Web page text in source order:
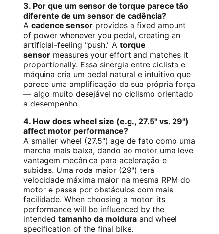
3. Por que um sensor de torque parece tão
diferente de um sensor de cadência?
A cadence sensor provides a fixed amount
of power whenever you pedal, creating an
artificial-feeling "push." A torque
sensor measures your effort and matches it
proportionally. Essa sinergia entre ciclista e
máquina cria um pedal natural e intuitivo que
parece uma amplificação da sua própria força
— algo muito desejável no ciclismo orientado
a desempenho.
4. How does wheel size (e.g., 27.5" vs. 29")
affect motor performance?
A smaller wheel (27.5") age de fato como uma
marcha mais baixa, dando ao motor uma leve
vantagem mecânica para aceleração e
subidas. Uma roda maior (29") terá
velocidade máxima maior na mesma RPM do
motor e passa por obstáculos com mais
facilidade. When choosing a motor, its
performance will be influenced by the
intended tamanho da moldura and wheel
specification of the final bike.